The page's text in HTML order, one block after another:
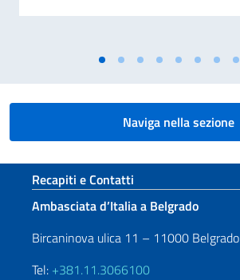
Naviga nella sezione
Sezione footer
Recapiti e Contatti
Ambasciata d’Italia a Belgrado
Bircaninova ulica 11 – 11000 Belgrado
Tel: +381.11.3066100